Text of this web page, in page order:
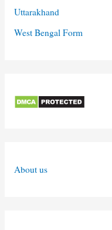
Uttarakhand
West Bengal Form
About us